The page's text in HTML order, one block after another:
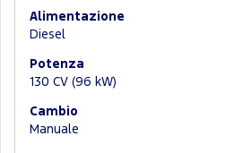
Alimentazione
Diesel
Potenza
130 CV (96 kW)
Cambio
Manuale